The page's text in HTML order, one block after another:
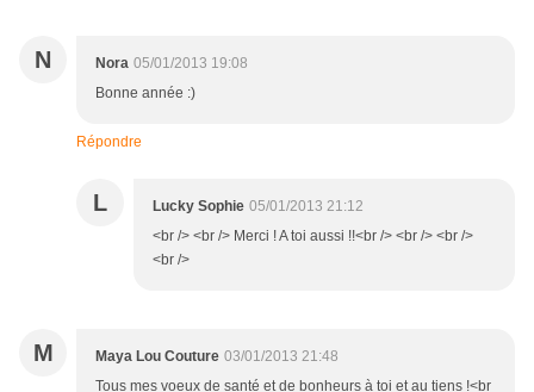
N Nora 05/01/2013 19:08
Bonne année :)
Répondre
L Lucky Sophie 05/01/2013 21:12
<br /> <br /> Merci ! A toi aussi !!<br /> <br /> <br />
<br />
M Maya Lou Couture 03/01/2013 21:48
Tous mes voeux de santé et de bonheurs à toi et au tiens !<br